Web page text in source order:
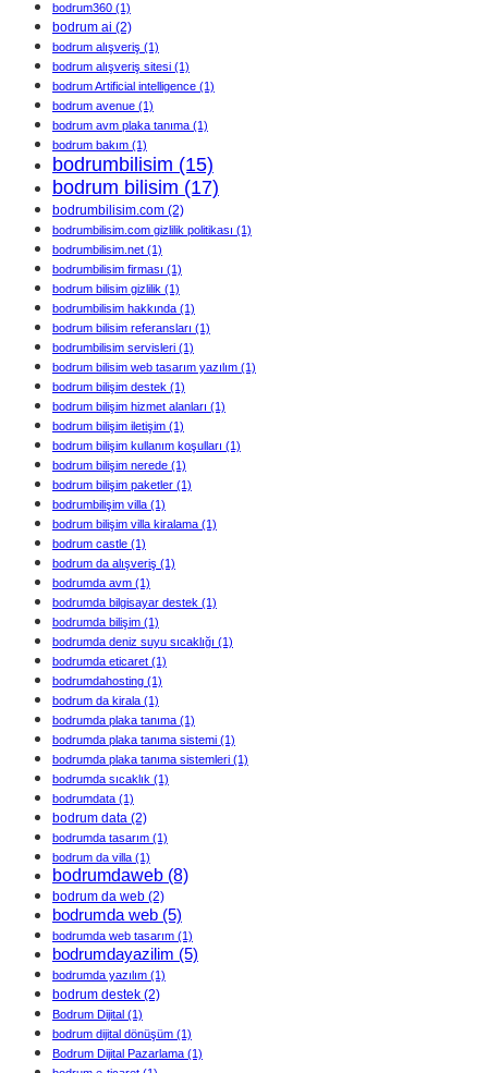
bodrum360 (1)
bodrum ai (2)
bodrum alışveriş (1)
bodrum alışveriş sitesi (1)
bodrum Artificial intelligence (1)
bodrum avenue (1)
bodrum avm plaka tanıma (1)
bodrum bakım (1)
bodrumbilisim (15)
bodrum bilisim (17)
bodrumbilisim.com (2)
bodrumbilisim.com gizlilik politikası (1)
bodrumbilisim.net (1)
bodrumbilisim firması (1)
bodrum bilisim gizlilik (1)
bodrumbilisim hakkında (1)
bodrum bilisim referansları (1)
bodrumbilisim servisleri (1)
bodrum bilisim web tasarım yazılım (1)
bodrum bilişim destek (1)
bodrum bilişim hizmet alanları (1)
bodrum bilişim iletişim (1)
bodrum bilişim kullanım koşulları (1)
bodrum bilişim nerede (1)
bodrum bilişim paketler (1)
bodrumbilişim villa (1)
bodrum bilişim villa kiralama (1)
bodrum castle (1)
bodrum da alışveriş (1)
bodrumda avm (1)
bodrumda bilgisayar destek (1)
bodrumda bilişim (1)
bodrumda deniz suyu sıcaklığı (1)
bodrumda eticaret (1)
bodrumdahosting (1)
bodrum da kirala (1)
bodrumda plaka tanıma (1)
bodrumda plaka tanıma sistemi (1)
bodrumda plaka tanıma sistemleri (1)
bodrumda sıcaklık (1)
bodrumdata (1)
bodrum data (2)
bodrumda tasarım (1)
bodrum da villa (1)
bodrumdaweb (8)
bodrum da web (2)
bodrumda web (5)
bodrumda web tasarım (1)
bodrumdayazilim (5)
bodrumda yazılım (1)
bodrum destek (2)
Bodrum Dijital (1)
bodrum dijital dönüşüm (1)
Bodrum Dijital Pazarlama (1)